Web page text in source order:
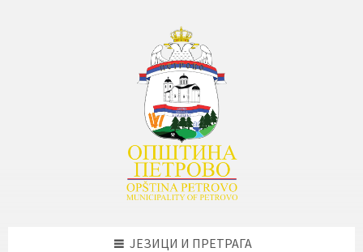
ЈЕЗИЦИ И ПРЕТРАГА